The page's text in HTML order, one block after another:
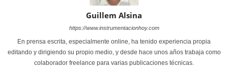
Guillem Alsina
https://www.instrumentacionhoy.com
En prensa escrita, especialmente online, ha tenido experiencia propia
editando y dirigiendo su propio medio, y desde hace unos años trabaja como
colaborador freelance para varias publicaciones técnicas.